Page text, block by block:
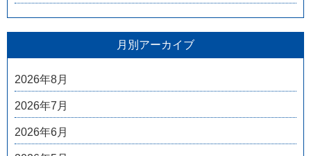
月別アーカイブ
2026年8月
2026年7月
2026年6月